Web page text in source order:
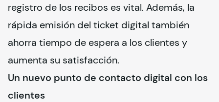
registro de los recibos es vital. Además, la
rápida emisión del ticket digital también
ahorra tiempo de espera a los clientes y
aumenta su satisfacción.
Un nuevo punto de contacto digital con los
clientes